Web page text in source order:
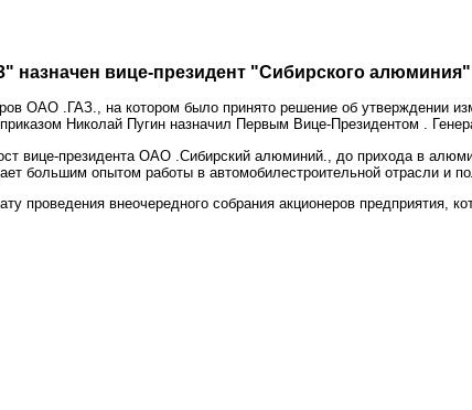
назначен вице-президент "Сибирского
ОАО .ГАЗ., на котором было принято решение об утверждении
Николай Пугин назначил Первым Вице-Президентом .
вице-президента ОАО .Сибирский алюминий., до прихода в
большим опытом работы в автомобилестроительной отрасли и
проведения внеочередного собрания акционеров предприятия,